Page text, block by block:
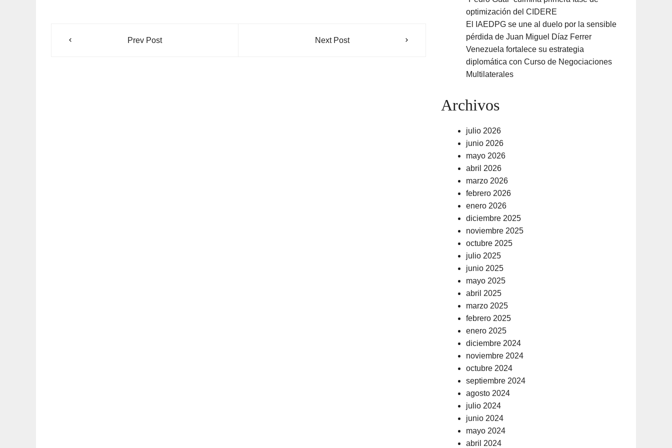
Prev Post Next Post
optimización del CIDERE
El IAEDPG se une al duelo por la sensible
pérdida de Juan Miguel Díaz Ferrer
Venezuela fortalece su estrategia
diplomática con Curso de Negociaciones
Multilaterales
Archivos
julio 2026
junio 2026
mayo 2026
abril 2026
marzo 2026
febrero 2026
enero 2026
diciembre 2025
noviembre 2025
octubre 2025
julio 2025
junio 2025
mayo 2025
abril 2025
marzo 2025
febrero 2025
enero 2025
diciembre 2024
noviembre 2024
octubre 2024
septiembre 2024
agosto 2024
julio 2024
junio 2024
mayo 2024
abril 2024